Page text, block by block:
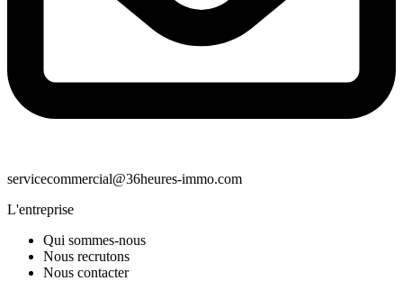
servicecommercial@36heures-immo.com
L'entreprise
Qui sommes-nous
Nous recrutons
Nous contacter